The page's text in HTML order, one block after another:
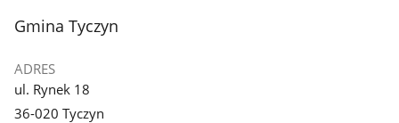
stopka
Gmina Tyczyn
ADRES
ul. Rynek 18
36-020 Tyczyn